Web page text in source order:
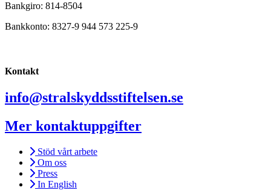
Bankgiro: 814-8504
Bankkonto: 8327-9 944 573 225-9
Kontakt
info@stralskyddsstiftelsen.se
Mer kontaktuppgifter
Stöd vårt arbete
Om oss
Press
In English